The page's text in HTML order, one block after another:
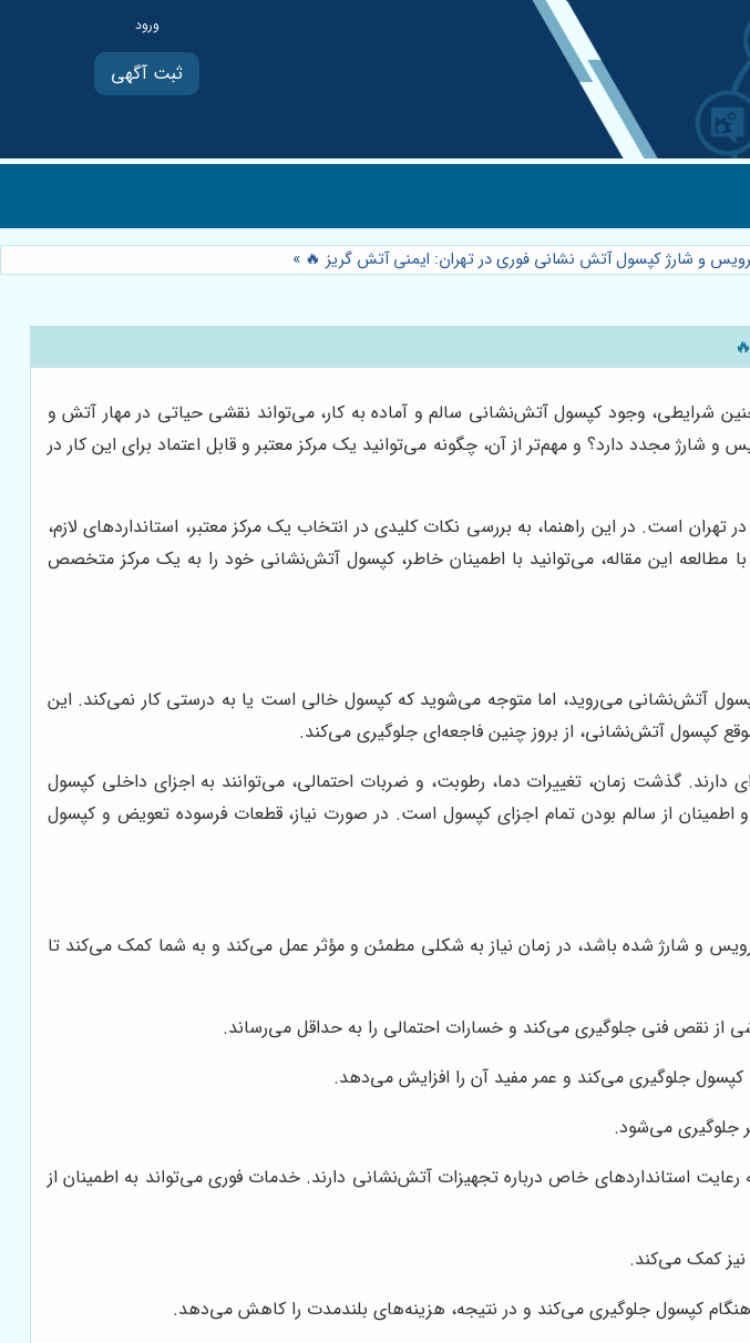
ثبت آگهی
و شارژ کپسول آتش نشانی فوری در تهران: ایمنی آتش گریز 🔥 »
شرایطی، وجود کپسول آتش‌نشانی سالم و آماده به کار، می‌تواند نقشی حیاتی در مهار آتش و
مجدد دارد؟ و مهم‌تر از آن، چگونه می‌توانید یک مرکز معتبر و قابل اعتماد برای این کار در
در تهران است. در این راهنما، به بررسی نکات کلیدی در انتخاب یک مرکز معتبر، استانداردهای لازم،
این مقاله، می‌توانید با اطمینان خاطر، کپسول آتش‌نشانی خود را به یک مرکز متخصص
آتش‌نشانی می‌روید، اما متوجه می‌شوید که کپسول خالی است یا به درستی کار نمی‌کند. این
کپسول آتش‌نشانی، از بروز چنین فاجعه‌ای جلوگیری می‌کند.
گذشت زمان، تغییرات دما، رطوبت، و ضربات احتمالی، می‌توانند به اجزای داخلی کپسول
از سالم بودن تمام اجزای کپسول است. در صورت نیاز، قطعات فرسوده تعویض و کپسول
و شارژ شده باشد، در زمان نیاز به شکلی مطمئن و مؤثر عمل می‌کند و به شما کمک می‌کند تا
از نقص فنی جلوگیری می‌کند و خسارات احتمالی را به حداقل می‌رساند.
جلوگیری می‌کند و عمر مفید آن را افزایش می‌دهد.
جلوگیری می‌شود.
استانداردهای خاص درباره تجهیزات آتش‌نشانی دارند. خدمات فوری می‌تواند به اطمینان از
نیز کمک می‌کند.
کپسول جلوگیری می‌کند و در نتیجه، هزینه‌های بلندمدت را کاهش می‌دهد.